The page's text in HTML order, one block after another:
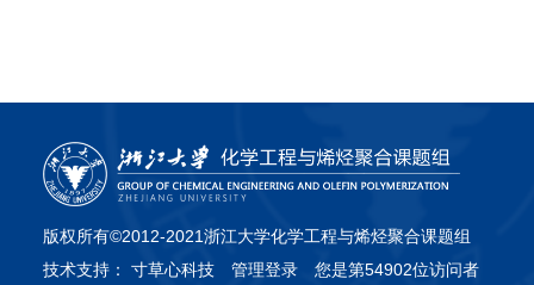
版权所有©2012-2021浙江大学化学工程与烯烃聚合课题组
技术支持： 寸草心科技 管理登录 您是第54902位访问者